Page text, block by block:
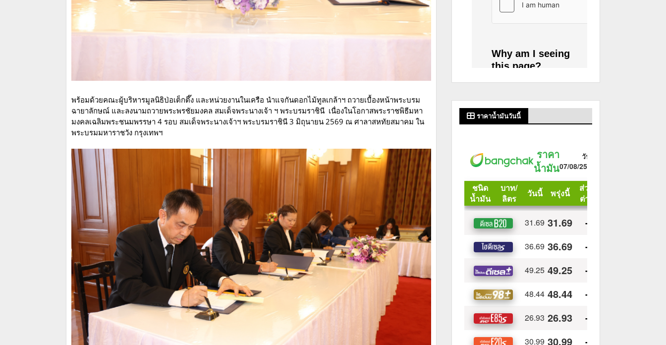
พร้อมด้วยคณะผู้บริหารมูลนิธิป่อเต็กตึ๊ง และหน่วยงานในเครือ นำแจกันดอกไม้ทูลเกล้าฯ ถวายเบื้องหน้าพระบรม
ฉายาลักษณ์ และลงนามถวายพระพรชัยมงคล สมเด็จพระนางเจ้า ฯ พระบรมราชินี เนื่องในโอกาสพระราชพิธีมหา
มงคลเฉลิมพระชนมพรรษา 4 รอบ สมเด็จพระนางเจ้าฯ พระบรมราชินี 3 มิถุนายน 2569 ณ ศาลาสหทัยสมาคม ใน
พระบรมมหาราชวัง กรุงเทพฯ
ราคาน้ำมันวันนี้